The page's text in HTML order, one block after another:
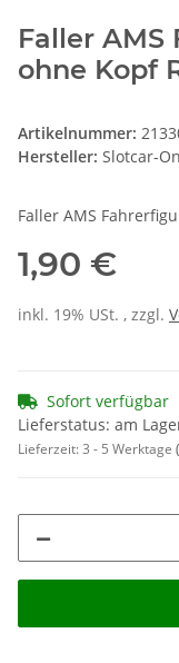
Faller AMS
ohne Kopf
Artikelnummer:
Hersteller: Slotcar-
Faller AMS
1,90 €
inkl. 19% USt. , zzgl.
Sofort verfügbar
Lieferstatus: am
Lieferzeit:3 - 5 Werktage